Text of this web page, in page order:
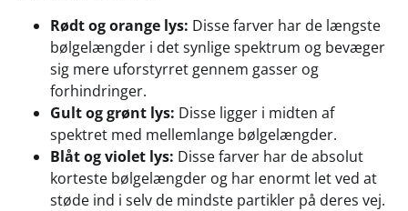
Rødt og orange lys: Disse farver har de længste
bølgelængder i det synlige spektrum og bevæger
sig mere uforstyrret gennem gasser og
forhindringer.
Gult og grønt lys: Disse ligger i midten af
spektret med mellemlange bølgelængder.
Blåt og violet lys: Disse farver har de absolut
korteste bølgelængder og har enormt let ved at
støde ind i selv de mindste partikler på deres vej.